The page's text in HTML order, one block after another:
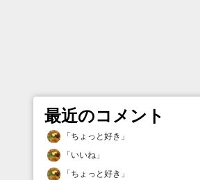
最近のコメント
「ちょっと好き 」
「いいね 」
「ちょっと好き 」